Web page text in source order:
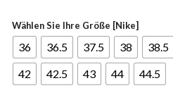
Wählen Sie Ihre Größe [Nike]
36 36.5 37.5 38 38.5
42
42.5 43 44 44.5